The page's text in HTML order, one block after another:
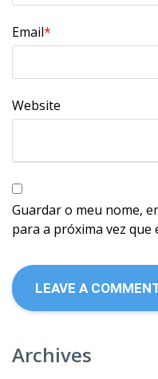
Email*
Website
Guardar o meu nome,
para a próxima vez que
Archives